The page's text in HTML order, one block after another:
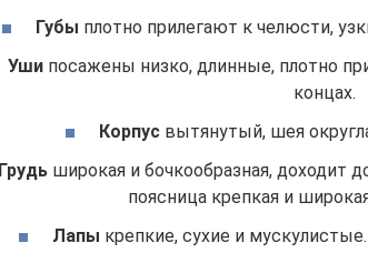
Губы плотно прилегают к челюсти,
Ушипосажены низко, длинные, плотно
концах.
Корпус вытянутый, шея
Грудьширокая и бочкообразная, доходит
поясница крепкая и
Лапы крепкие, сухие и